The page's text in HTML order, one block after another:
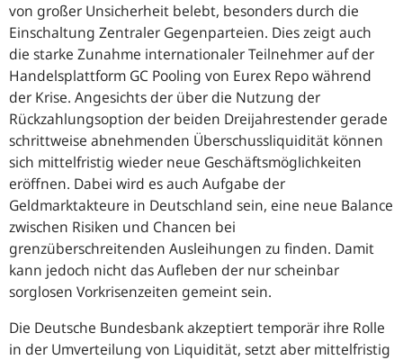
von großer Unsicherheit belebt, besonders durch die
Einschaltung Zentraler Gegenparteien. Dies zeigt auch
die starke Zunahme internationaler Teilnehmer auf der
Handelsplattform GC Pooling von Eurex Repo während
der Krise. Angesichts der über die Nutzung der
Rückzahlungsoption der beiden Dreijahrestender gerade
schrittweise abnehmenden Überschussliquidität können
sich mittelfristig wieder neue Geschäftsmöglichkeiten
eröffnen. Dabei wird es auch Aufgabe der
Geldmarktakteure in Deutschland sein, eine neue Balance
zwischen Risiken und Chancen bei
grenzüberschreitenden Ausleihungen zu finden. Damit
kann jedoch nicht das Aufleben der nur scheinbar
sorglosen Vorkrisenzeiten gemeint sein.
Die Deutsche Bundesbank akzeptiert temporär ihre Rolle
in der Umverteilung von Liquidität, setzt aber mittelfristig